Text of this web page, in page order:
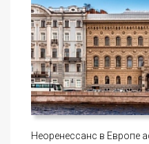
Неоренессанс в Европе